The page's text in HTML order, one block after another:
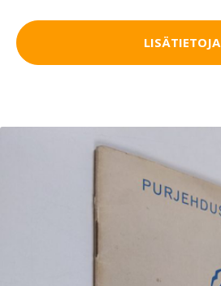
LISÄTIETOJA